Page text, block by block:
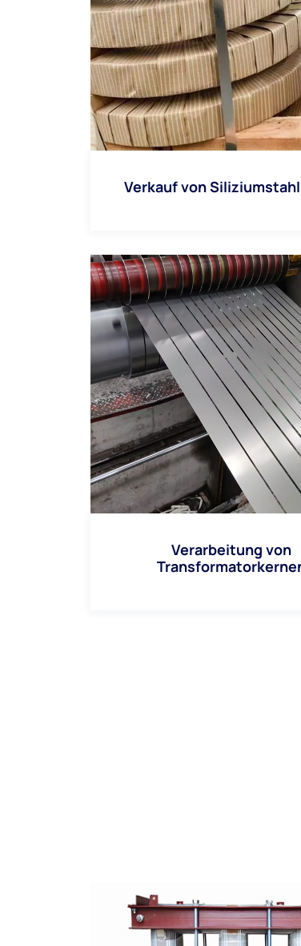
Verkauf von
Verarbeitung von